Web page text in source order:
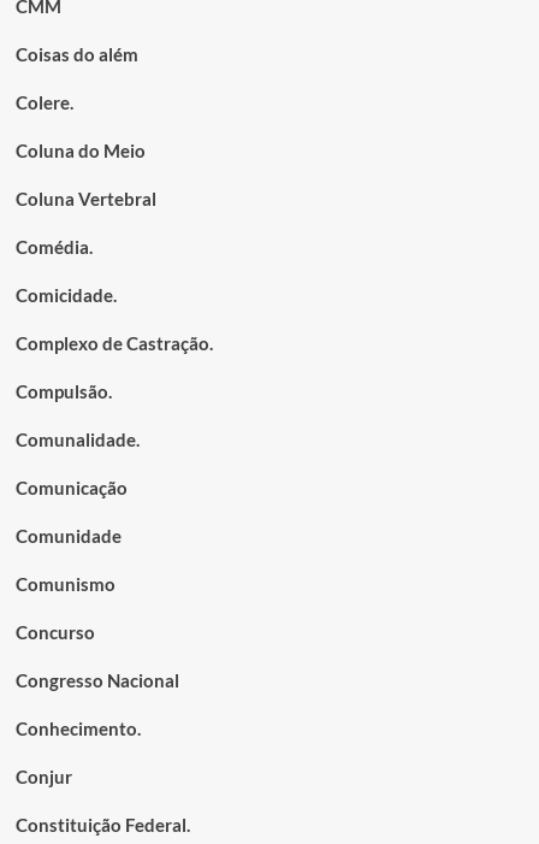
CMM
Coisas do além
Colere.
Coluna do Meio
Coluna Vertebral
Comédia.
Comicidade.
Complexo de Castração.
Compulsão.
Comunalidade.
Comunicação
Comunidade
Comunismo
Concurso
Congresso Nacional
Conhecimento.
Conjur
Constituição Federal.